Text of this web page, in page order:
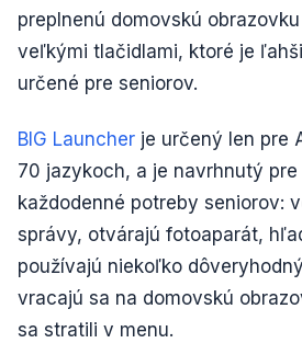
preplnenú domovskú
veľkými tlačidlami, ktoré je
určené pre seniorov.
BIG Launcher je určený len pre
70 jazykoch, a je navrhnutý
každodenné potreby seniorov:
správy, otvárajú fotoaparát,
používajú niekoľko
vracajú sa na domovskú
sa stratili v menu.